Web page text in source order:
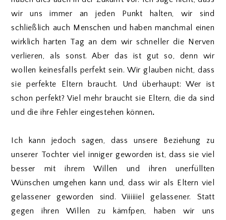
wir uns immer an jeden Punkt halten, wir sind
schließlich auch Menschen und haben manchmal einen
wirklich harten Tag an dem wir schneller die Nerven
verlieren, als sonst. Aber das ist gut so, denn wir
wollen keinesfalls perfekt sein. Wir glauben nicht, dass
sie perfekte Eltern braucht. Und überhaupt: Wer ist
schon perfekt? Viel mehr braucht sie Eltern, die da sind
und die ihre Fehler eingestehen können.
Ich kann jedoch sagen, dass unsere Beziehung zu
unserer Tochter viel inniger geworden ist, dass sie viel
besser mit ihrem Willen und ihren unerfüllten
Wünschen umgehen kann und, dass wir als Eltern viel
gelassener geworden sind. Viiiiiiel gelassener. Statt
gegen ihren Willen zu kämfpen, haben wir uns